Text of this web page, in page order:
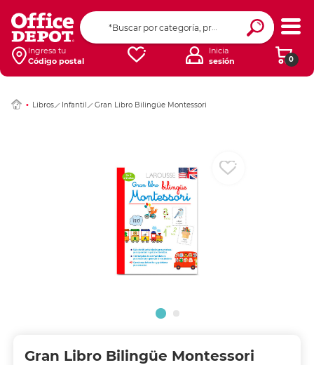
Ingresa tu
Código postal
0
Inicia
sesión
Libros Infantil Gran Libro Bilingüe Montessori
Gran Libro Bilingüe Montessori
Ingresar Codigo